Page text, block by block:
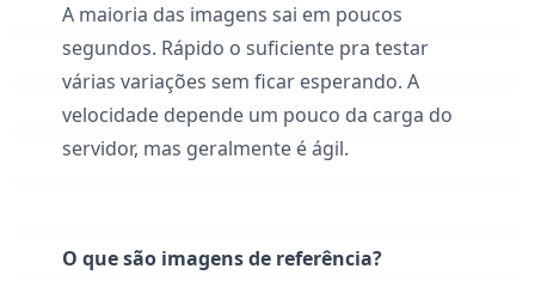
A maioria das imagens sai em poucos
segundos. Rápido o suficiente pra testar
várias variações sem ficar esperando. A
velocidade depende um pouco da carga do
servidor, mas geralmente é ágil.
O que são imagens de referência?